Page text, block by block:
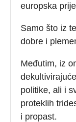
europska
Samo što iz
dobre i
Međutim, iz
politike, ali i
proteklih
i propast.